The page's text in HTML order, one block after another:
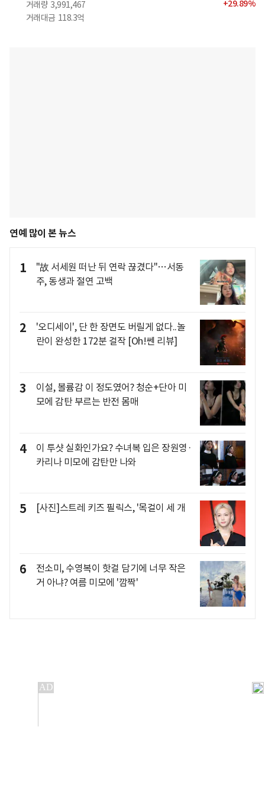
거래량 3,991,467
거래대금 118.3억
+29.89%
연예 많이 본 뉴스
1
"故 서세원 떠난 뒤 연락 끊겼다"…서동
주, 동생과 절연 고백
2
'오디세이', 단 한 장면도 버릴게 없다..놀
란이 완성한 172분 걸작 [Oh!쎈 리뷰]
3
이설, 볼륨감 이 정도였어? 청순+단아 미
모에 감탄 부르는 반전 몸매
4
이 투샷 실화인가요? 수녀복 입은 장원영·
카리나 미모에 감탄만 나와
5 [사진]스트레 키즈 필릭스, '목걸이 세 개
6
전소미, 수영복이 핫걸 담기에 너무 작은
거 아냐? 여름 미모에 '깜짝'